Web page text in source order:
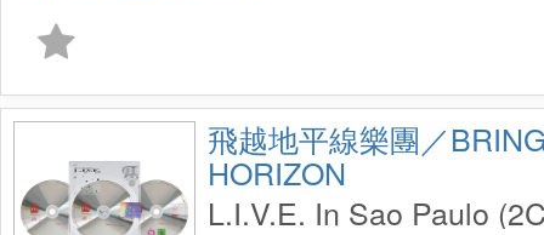
飛越地平線樂團／
HORIZON
L.I.V.E. In Sao Paulo